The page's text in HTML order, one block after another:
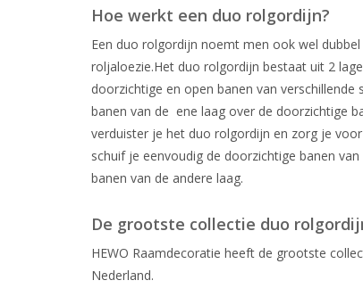
Hoe werkt een duo rolgordijn?
Een duo rolgordijn noemt men ook wel
roljaloezie.Het duo rolgordijn bestaat uit 2
doorzichtige en open banen van
banen van de ene laag over de doorzichtige
verduister je het duo rolgordijn en zorg je
schuif je eenvoudig de doorzichtige banen
banen van de andere laag.
De grootste collectie duo
HEWO Raamdecoratie heeft de grootste
Nederland.